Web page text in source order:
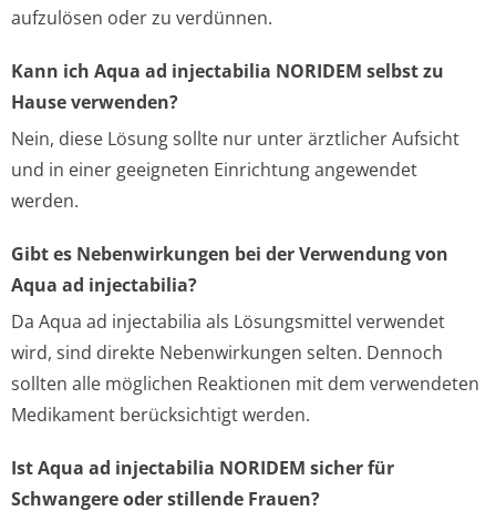
aufzulösen oder zu verdünnen.
Kann ich Aqua ad injectabilia NORIDEM selbst zu
Hause verwenden?
Nein, diese Lösung sollte nur unter ärztlicher Aufsicht
und in einer geeigneten Einrichtung angewendet
werden.
Gibt es Nebenwirkungen bei der Verwendung von
Aqua ad injectabilia?
Da Aqua ad injectabilia als Lösungsmittel verwendet
wird, sind direkte Nebenwirkungen selten. Dennoch
sollten alle möglichen Reaktionen mit dem verwendeten
Medikament berücksichtigt werden.
Ist Aqua ad injectabilia NORIDEM sicher für
Schwangere oder stillende Frauen?